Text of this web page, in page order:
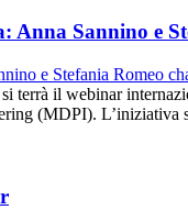
Anna Sannino e
terrà il webinar
(MDPI).